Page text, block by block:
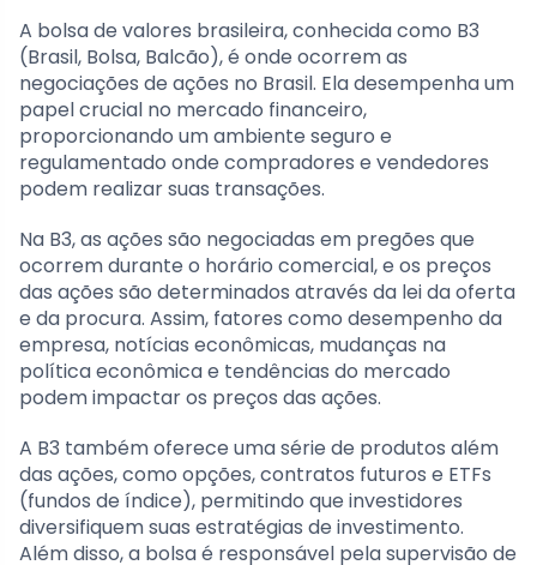
A bolsa de valores brasileira, conhecida como B3
(Brasil, Bolsa, Balcão), é onde ocorrem as
negociações de ações no Brasil. Ela desempenha um
papel crucial no mercado financeiro,
proporcionando um ambiente seguro e
regulamentado onde compradores e vendedores
podem realizar suas transações.
Na B3, as ações são negociadas em pregões que
ocorrem durante o horário comercial, e os preços
das ações são determinados através da lei da oferta
e da procura. Assim, fatores como desempenho da
empresa, notícias econômicas, mudanças na
política econômica e tendências do mercado
podem impactar os preços das ações.
A B3 também oferece uma série de produtos além
das ações, como opções, contratos futuros e ETFs
(fundos de índice), permitindo que investidores
diversifiquem suas estratégias de investimento.
Além disso, a bolsa é responsável pela supervisão de